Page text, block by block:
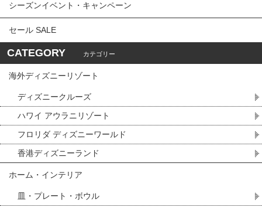
シーズンイベント・キャンペーン
セール SALE
CATEGORY カテゴリー
海外ディズニーリゾート
ディズニークルーズ
ハワイ アウラニリゾート
フロリダ ディズニーワールド
香港ディズニーランド
ホーム・インテリア
皿・プレート・ボウル